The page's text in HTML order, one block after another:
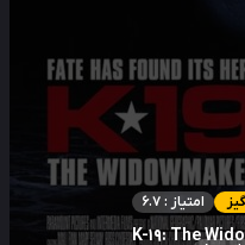
امتیاز : 6.7